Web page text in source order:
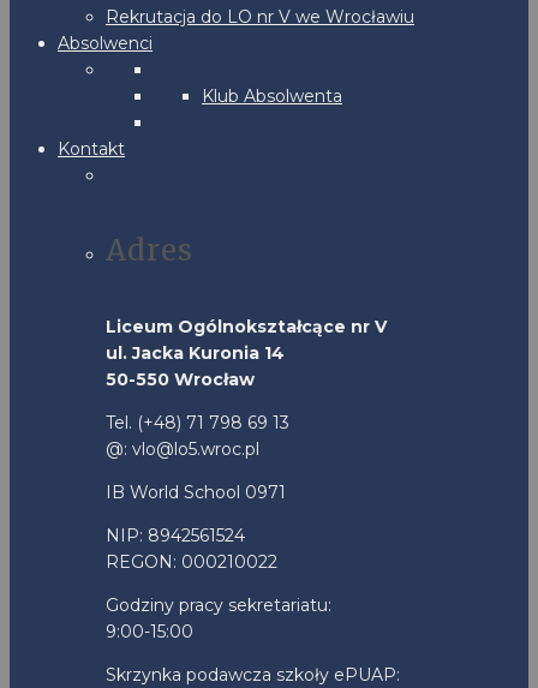
Rekrutacja do LO nr V we Wrocławiu
Absolwenci
Klub Absolwenta
Kontakt
Adres
Liceum Ogólnokształcące nr V
ul. Jacka Kuronia 14
50-550 Wrocław
Tel. (+48) 71 798 69 13
@: vlo@lo5.wroc.pl
IB World School 0971
NIP: 8942561524
REGON: 000210022
Godziny pracy sekretariatu:
9:00-15:00
Skrzynka podawcza szkoły ePUAP: